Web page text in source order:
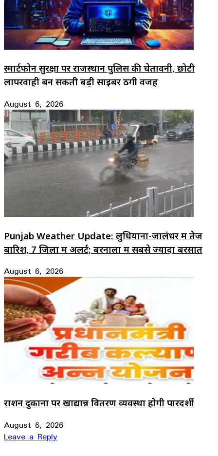
स्मार्टफोन सुरक्षा पर राजस्थान पुलिस की चेतावनी, छोटी
लापरवाही बन सकती बड़ी साइबर ठगी वजह
August 6, 2026
Punjab Weather Update: लुधियाना-जालंधर में तेज
बारिश, 7 जिलों में अलर्ट; बरनाला में सबसे ज्यादा बरसात
August 6, 2026
राशन दुकानों पर खाद्यान्न वितरण व्यवस्था होगी पारदर्शी
August 6, 2026
Leave a Reply